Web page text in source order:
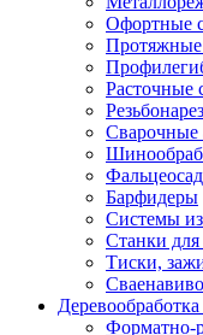
Офортные
Протяжные
Расточные
Сварочные
Барфидеры
Системы
Станки
Тиски,
Деревообработка
Форматно-